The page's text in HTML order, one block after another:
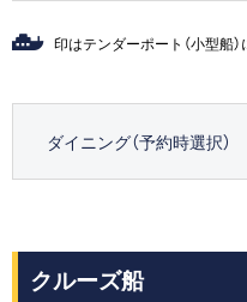
印はテンダーポート（小型船
ダイニング（予約時選択）
クルーズ船